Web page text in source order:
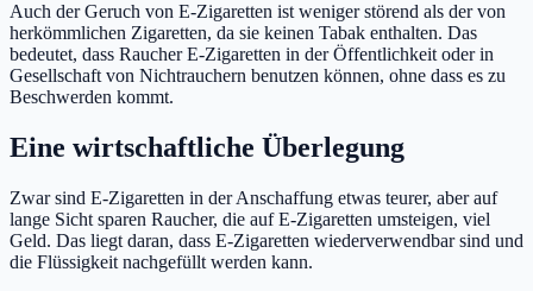
Auch der Geruch von E-Zigaretten ist weniger störend als der von
herkömmlichen Zigaretten, da sie keinen Tabak enthalten. Das
bedeutet, dass Raucher E-Zigaretten in der Öffentlichkeit oder in
Gesellschaft von Nichtrauchern benutzen können, ohne dass es zu
Beschwerden kommt.
Eine wirtschaftliche Überlegung
Zwar sind E-Zigaretten in der Anschaffung etwas teurer, aber auf
lange Sicht sparen Raucher, die auf E-Zigaretten umsteigen, viel
Geld. Das liegt daran, dass E-Zigaretten wiederverwendbar sind und
die Flüssigkeit nachgefüllt werden kann.